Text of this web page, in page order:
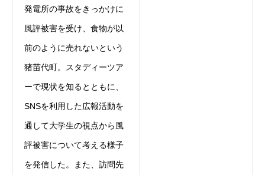
発電所の事故をきっかけに
風評被害を受け、食物が以
前のように売れないという
猪苗代町。スタディーツア
ーで現状を知るとともに、
SNSを利用した広報活動を
通して大学生の視点から風
評被害について考える様子
を発信した。また、訪問先